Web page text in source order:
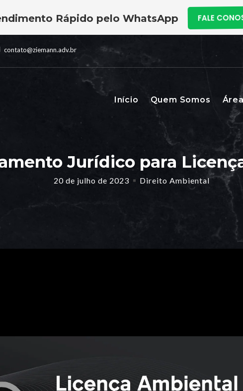
Rápido pelo WhatsApp FALE
contato@ziemann.adv.br
Início Quem Somos
Jurídico para
20 de julho de 2023 Direito Ambiental